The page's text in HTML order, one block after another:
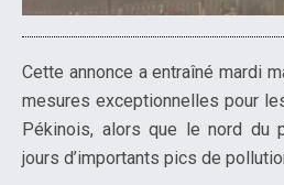
Cette annonce a entraîné mardi
mesures exceptionnelles pour
Pékinois, alors que le nord du
jours d’importants pics de